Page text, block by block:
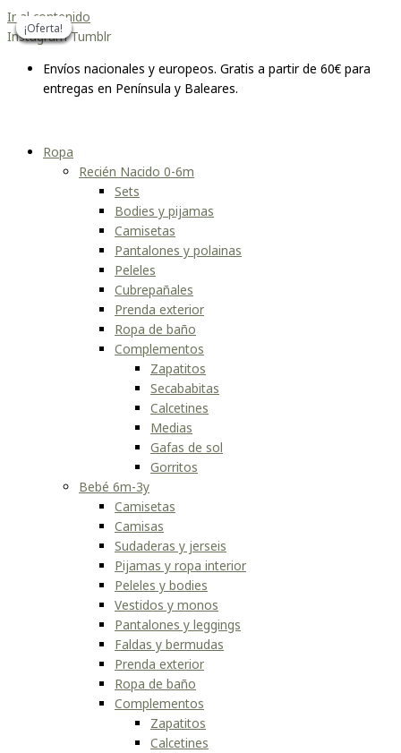
Ir al contenido
Instagram Tumblr
Envíos nacionales y europeos. Gratis a partir de 60€ para
entregas en Península y Baleares.
Ropa
Recién Nacido 0-6m
Sets
Bodies y pijamas
Camisetas
Pantalones y polainas
Peleles
Cubrepañales
Prenda exterior
Ropa de baño
Complementos
Zapatitos
Secababitas
Calcetines
Medias
Gafas de sol
Gorritos
Bebé 6m-3y
Camisetas
Camisas
Sudaderas y jerseis
Pijamas y ropa interior
Peleles y bodies
Vestidos y monos
Pantalones y leggings
Faldas y bermudas
Prenda exterior
Ropa de baño
Complementos
Zapatitos
Calcetines
¡Oferta!
¡Oferta!
¡Oferta!
¡Oferta!
¡Oferta!
¡Oferta!